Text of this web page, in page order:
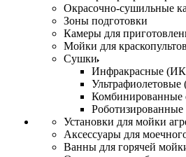
Окрасочно-сушильные
Зоны подготовки
Камеры для
Мойки для краскопультов
Сушки
Инфракрасные
Комбинированные
Установки для мойки
Аксессуары для
Ванны для горячей